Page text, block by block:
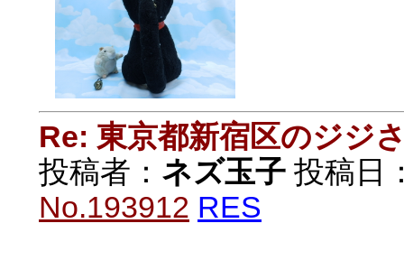
Re: 東京都新宿区のジジ
投稿者： ネズ玉子 投稿日
No.193912 RES